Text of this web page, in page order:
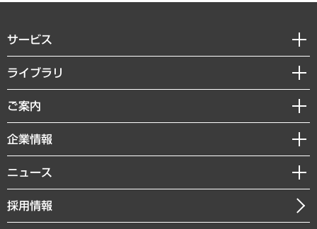
サービス
経営戦略
組織・人事戦略
デジタルイノベーション
共生・ダイバーシティ
GRC（ガバナンス・リスク・コンプライアンス）・防災（政策）
経済・産業・雇用・労働
ライブラリ
経済調査
レポート
コラム
経営用語集
受託・受注実績（官公庁関連）
ご案内
セミナー・イベント情報
MUFGビジネスセミナー
受託案件情報
企業情報
私たちの想い
社長メッセージ
会社概要
ニュース
ニュースリリース
お知らせ
採用情報